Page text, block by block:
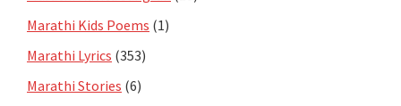
Marathi Kids Poems (1)
Marathi Lyrics (353)
Marathi Stories (6)